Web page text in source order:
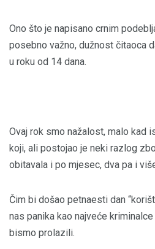
Ono što je napisano crnim
posebno važno, dužnost čitaoca
u roku od 14 dana.
Ovaj rok smo nažalost, malo kad
koji, ali postojao je neki razlog
obitavala i po mjesec, dva pa i
Čim bi došao petnaesti dan
nas panika kao najveće
bismo prolazili.